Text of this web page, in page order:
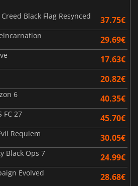
Black Flag Resynced
37.75€
29.69€
17.63€
20.82€
6 40.35€
FC 27 45.70€
Requiem 30.05€
Black Ops 7 24.99€
Evolved 28.68€